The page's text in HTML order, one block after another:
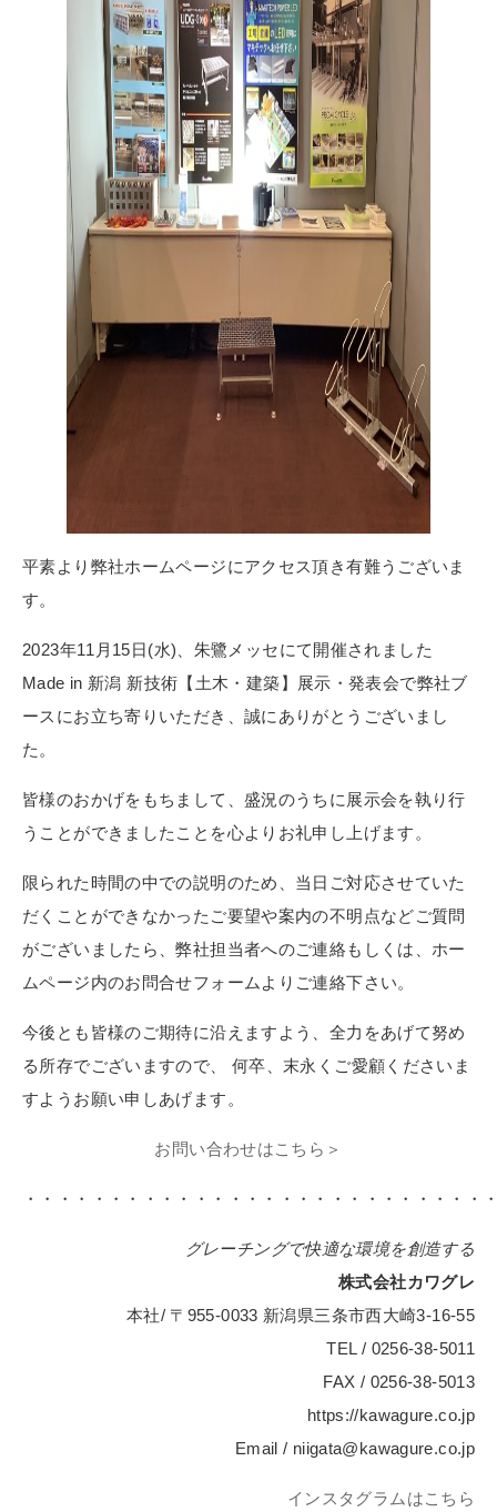
平素より弊社ホームページにアクセス頂き有難うございま
す。
2023年11月15日(水)、朱鷺メッセにて開催されました
Made in 新潟 新技術【土木・建築】展示・発表会で弊社ブ
ースにお立ち寄りいただき、誠にありがとうございまし
た。
皆様のおかげをもちまして、盛況のうちに展示会を執り行
うことができましたことを心よりお礼申し上げます。
限られた時間の中での説明のため、当日ご対応させていた
だくことができなかったご要望や案内の不明点などご質問
がございましたら、弊社担当者へのご連絡もしくは、ホー
ムページ内のお問合せフォームよりご連絡下さい。
今後とも皆様のご期待に沿えますよう、全力をあげて努め
る所存でございますので、 何卒、末永くご愛顧くださいま
すようお願い申しあげます。
お問い合わせはこちら＞
・・・・・・・・・・・・・・・・・・・・・・・・・・・
グレーチングで快適な環境を創造する
株式会社カワグレ
本社/ 〒955-0033 新潟県三条市西大崎3-16-55
TEL / 0256-38-5011
FAX / 0256-38-5013
https://kawagure.co.jp
Email / niigata@kawagure.co.jp
インスタグラムはこちら